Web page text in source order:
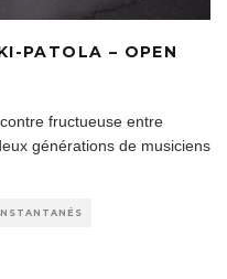
PATOLA – OPEN
fructueuse entre
générations de musiciens